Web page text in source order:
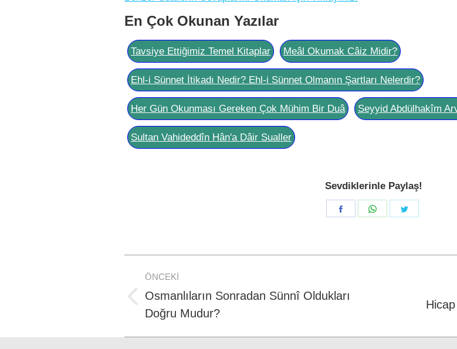
En Çok Okunan Yazılar
Tavsiye Ettiğimiz Temel Kitaplar Meâl Okumak Câiz Midir?
Ehl-i Sünnet İtikadı Nedir? Ehl-i Sünnet Olmanın Şartları Nelerdir?
Her Gün Okunması Gereken Çok Mühim Bir Duâ Seyyid Abdülhakîm
Sultan Vahideddîn Hân'a Dâir Sualler
Sevdiklerinle Paylaş!
Share
Share
Post
navigation
ÖNCEKI
Previous
post:
Osmanlıların Sonradan Sünnî Oldukları
Doğru Mudur?